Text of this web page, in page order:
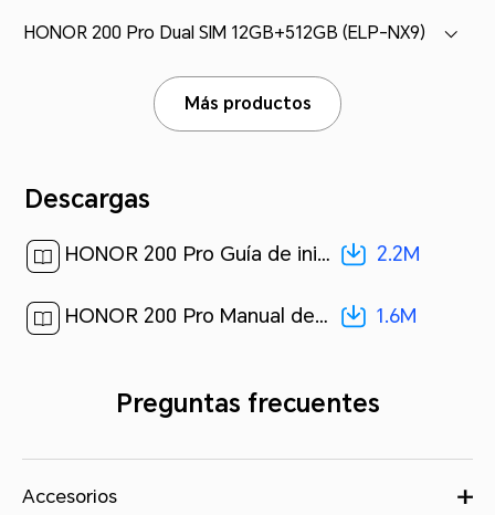
HONOR 200 Pro Dual SIM 12GB+512GB (ELP-NX9)
Más productos
Descargas
HONOR 200 Pro Guía de inicio rápido-(Magic OS 8.0_02,ELP-NX9,es)[ 2.2M ] 2.2M
HONOR 200 Pro Manual del usuario-(MagicOS 8.0_01,es)[ 1.6M ] 1.6M
Preguntas frecuentes
Accesorios